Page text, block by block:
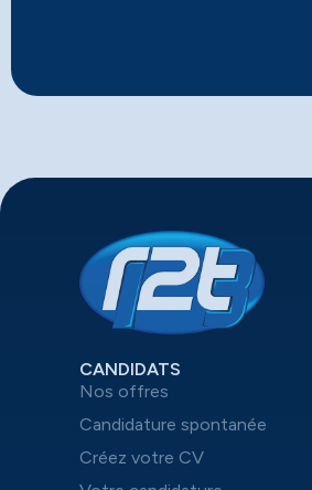
CANDIDATS
Nos offres
Candidature spontanée
Créez votre CV